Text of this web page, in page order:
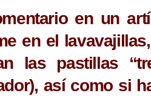
en un
en el
las pastillas
así como si